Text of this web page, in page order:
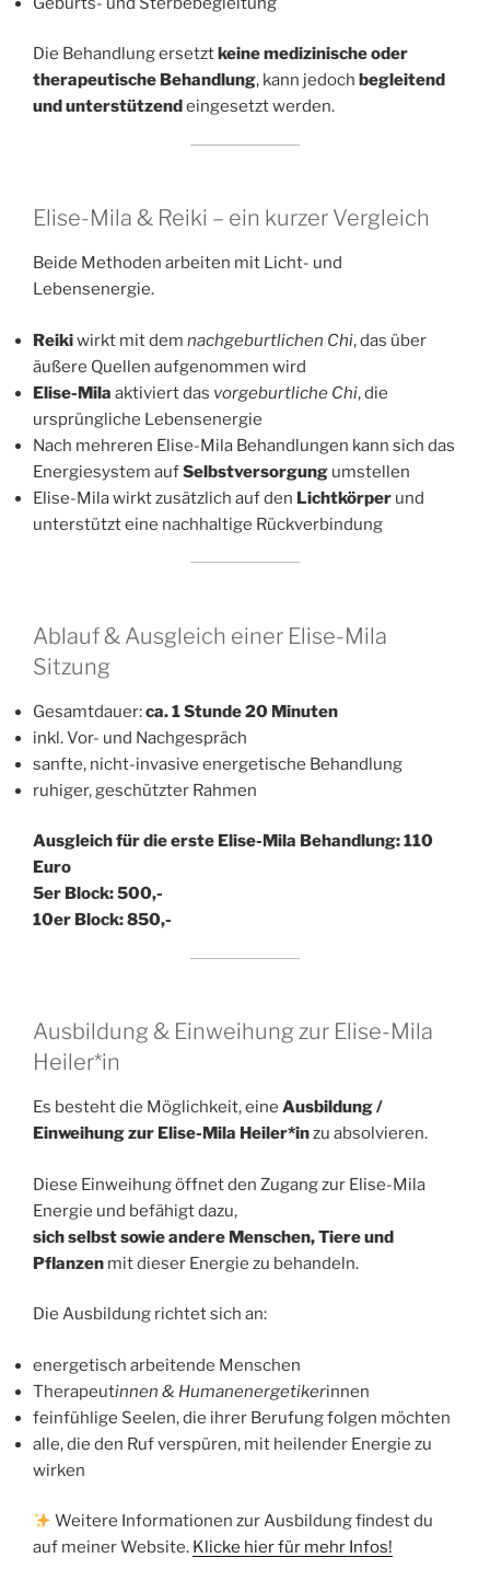
Die Behandlung ersetztkeine medizinische oder
therapeutische Behandlung, kann jedoch begleitend
und unterstützendeingesetzt werden.
Elise-Mila & Reiki – ein kurzer Vergleich
Beide Methoden arbeiten mit Licht- und
Lebensenergie.
Reikiwirkt mit dem nachgeburtlichen Chi, das über
äußere Quellen aufgenommen wird
Elise-Mila aktiviert das vorgeburtliche Chi, die
ursprüngliche Lebensenergie
Nach mehreren Elise-Mila Behandlungen kann sich das
Energiesystem aufSelbstversorgung umstellen
Elise-Mila wirkt zusätzlich auf den Lichtkörper und
unterstützt eine nachhaltige Rückverbindung
Ablauf & Ausgleich einer Elise-Mila
Sitzung
Gesamtdauer:ca. 1 Stunde 20 Minuten
inkl. Vor- und Nachgespräch
sanfte, nicht-invasive energetische Behandlung
ruhiger, geschützter Rahmen
Ausgleich für die erste Elise-Mila Behandlung:110
Euro
5er Block: 500,-
10er Block: 850,-
Ausbildung & Einweihung zur Elise-Mila
Heiler*in
Es besteht die Möglichkeit, eine Ausbildung /
Einweihung zur Elise-Mila Heiler*inzu absolvieren.
Diese Einweihung öffnet den Zugang zur Elise-Mila
Energie und befähigt dazu,
sich selbst sowie andere Menschen, Tiere und
Pflanzen mit dieser Energie zu behandeln.
Die Ausbildung richtet sich an:
energetisch arbeitende Menschen
Therapeutinnen & Humanenergetikerinnen
feinfühlige Seelen, die ihrer Berufung folgen möchten
alle, die den Ruf verspüren, mit heilender Energie zu
wirken
Weitere Informationen zur Ausbildung findest du
auf meiner Website. Klicke hier für mehr Infos!